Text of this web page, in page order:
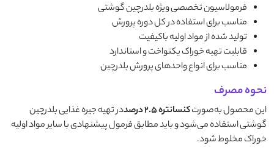
فرمولاسیون تخصصی ویژه بلدرچین گوشتی
مناسب برای استفاده در کل دوره پرورش
تولید شده از مواد اولیه باکیفیت
قابلیت تهیه خوراک یکنواخت و استاندارد
مناسب برای انواع واحدهای پرورش بلدرچین
نحوه مصرف
این محصول به‌صورتکنسانتره 2.5 درصد
در تهیه جیره غذایی بلدرچین
گوشتی استفاده می‌شود و باید مطابق فرمول پیشنهادی با سایر مواد اولیه
خوراک مخلوط شود.